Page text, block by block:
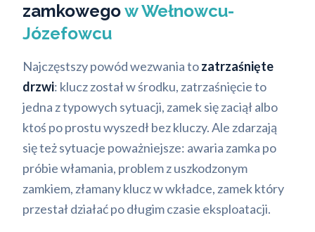
zamkowegow Wełnowcu-
Józefowcu
Najczęstszy powód wezwania tozatrzaśnięte
drzwi: klucz został w środku, zatrzaśnięcie to
jedna z typowych sytuacji, zamek się zaciął albo
ktoś po prostu wyszedł bez kluczy. Ale zdarzają
się też sytuacje poważniejsze: awaria zamka po
próbie włamania, problem z uszkodzonym
zamkiem, złamany klucz w wkładce, zamek który
przestał działać po długim czasie eksploatacji.